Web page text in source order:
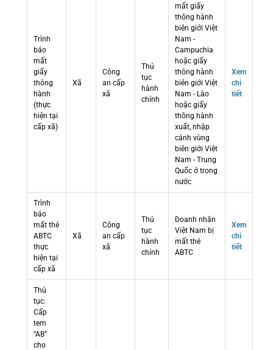
Trình
báo
mất
giấy
thông
hành
(thực
hiện tại
cấp xã)
Xã
Công
an cấp
xã
Thủ
tục
hành
chính
mất giấy
thông hành
biên giới Việt
Nam -
Campuchia
hoặc giấy
thông hành
biên giới Việt
Nam - Lào
hoặc giấy
thông hành
xuất, nhập
cảnh vùng
biên giới Việt
Nam - Trung
Quốc ở trong
nước
Xem
chi
tiết
Trình
báo
mất thẻ
ABTC
thực
hiện tại
cấp xã
Xã
Công
an cấp
xã
Thủ
tục
hành
chính
Doanh nhân
Việt Nam bị
mất thẻ
ABTC
Xem
chi
tiết
Thủ
tục:
Cấp
tem
“AB”
cho